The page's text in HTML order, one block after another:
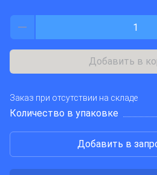
Добавить в
Заказ при отсутствии на складе
Количество в упаковке
Добавить в